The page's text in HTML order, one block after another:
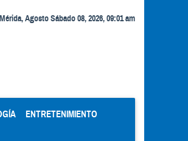
Mérida, Agosto Sábado 08, 2026, 09:01 am
ENTRETENIMIENTO